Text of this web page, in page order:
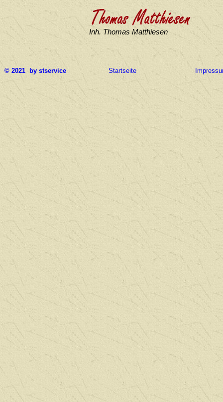
Inh. Thomas Matthiesen
© 2021 by stservice Startseite